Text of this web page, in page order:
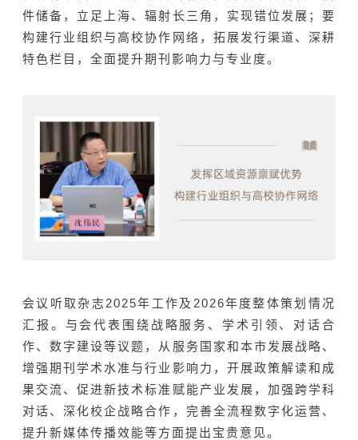
件储备，立足上海、辐射长三角，实现错位发展；要
构建行业组织与高校协作网络，拓展发行渠道、深耕
特色栏目，全面提升期刊影响力与专业度。
会议听取杂志2025年工作及 2026年度整体策划情况
汇报。与会代表围绕战略服务、学术引领、对话合
作、数字建设等议题，从服务国家和本市发展战略、
增强期刊学术水准与行业影响力，开展政策解读和成
果交流、促进新技术标准赋能产业发展，加强跨学科
对话、深化校企战略合作，完善全流程数字化运营、
提升新媒体传播效能等方面提出宝贵意见。